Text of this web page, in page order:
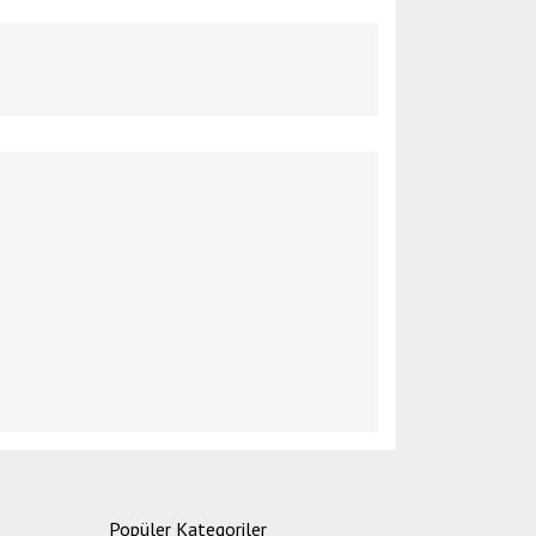
Popüler Kategoriler